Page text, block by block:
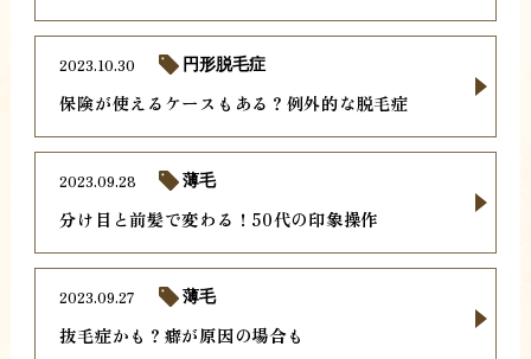
保険が使えるケースもある？例外的な脱毛症
2023.10.30 円形脱毛症
分け目と前髪で変わる！50代の印象操作
2023.09.28 薄毛
抜毛症かも？癖が原因の場合も
2023.09.27 薄毛